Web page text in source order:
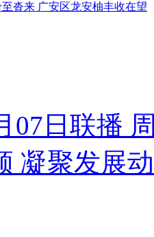
沓来 广安区龙安柚丰收在望
07日联播
凝聚发展